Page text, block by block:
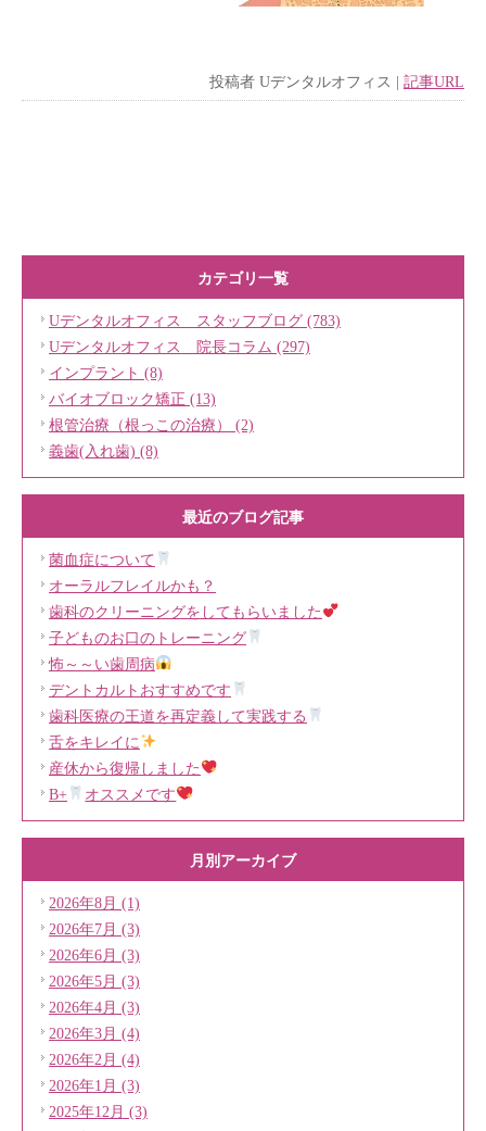
投稿者 Uデンタルオフィス | 記事URL
カテゴリ一覧
Uデンタルオフィス スタッフブログ (783)
Uデンタルオフィス 院長コラム (297)
インプラント (8)
バイオブロック矯正 (13)
根管治療（根っこの治療） (2)
義歯(入れ歯) (8)
最近のブログ記事
菌血症について
オーラルフレイルかも？
歯科のクリーニングをしてもらいました
子どものお口のトレーニング
怖～～い歯周病
デントカルトおすすめです
歯科医療の王道を再定義して実践する
舌をキレイに
産休から復帰しました
B+
オススメです
月別アーカイブ
2026年8月 (1)
2026年7月 (3)
2026年6月 (3)
2026年5月 (3)
2026年4月 (3)
2026年3月 (4)
2026年2月 (4)
2026年1月 (3)
2025年12月 (3)